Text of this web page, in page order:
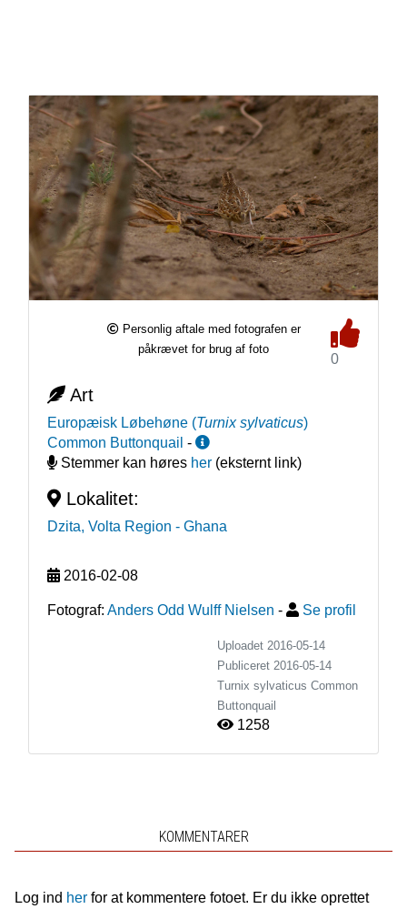
Personlig aftale med fotografen er
påkrævet for brug af foto
0
Art
Europæisk Løbehøne (Turnix sylvaticus)
Common Buttonquail -
Stemmer kan høres her(eksternt link)
Lokalitet:
Dzita, Volta Region - Ghana
2016-02-08
Fotograf: Anders Odd Wulff Nielsen - Se profil
Uploadet 2016-05-14
Publiceret 2016-05-14
Turnix sylvaticus Common
Buttonquail
1258
KOMMENTARER
Log ind herfor at kommentere fotoet. Er du ikke oprettet